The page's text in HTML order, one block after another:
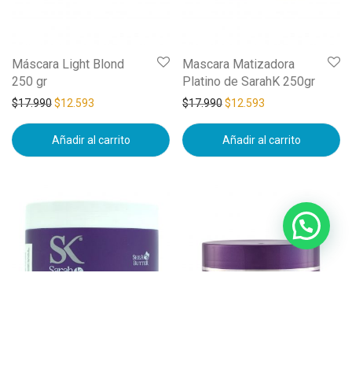
Máscara Light Blond
250 gr
$17.990$12.593
Añadir al carrito
Mascara Matizadora
Platino de SarahK 250gr
$17.990$12.593
Añadir al carrito